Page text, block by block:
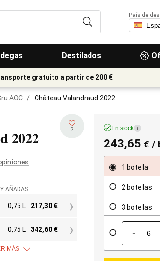
Destilados
País de
gratuito a partir de 200 €
AOC / Château Valandraud 2022
2022 2
AÑADAS
0,75 L 217,30 €
0,75 L 342,60 €
MÁS
En stock i
243,65 € /
1 botella
2 botellas
3 botellas
-